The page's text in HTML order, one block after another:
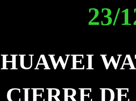
23/
HUAWEI
CIERRE